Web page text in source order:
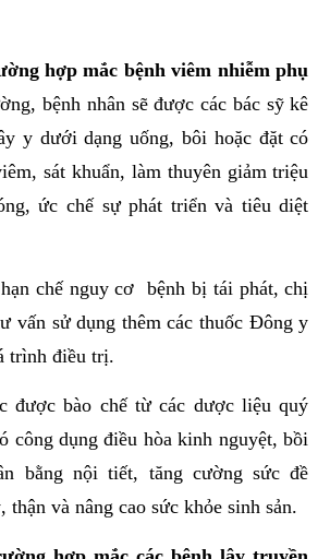
hợp mắc bệnh viêm nhiễm phụ
bệnh nhân sẽ được các bác sỹ kê
y dưới dạng uống, bôi hoặc đặt có
sát khuẩn, làm thuyên giảm triệu
ức chế sự phát triển và tiêu diệt
chế nguy cơ bệnh bị tái phát, chị
vấn sử dụng thêm các thuốc Đông y
trình điều trị.
được bào chế từ các dược liệu quý
công dụng điều hòa kinh nguyệt, bồi
bằng nội tiết, tăng cường sức đề
thận và nâng cao sức khỏe sinh sản.